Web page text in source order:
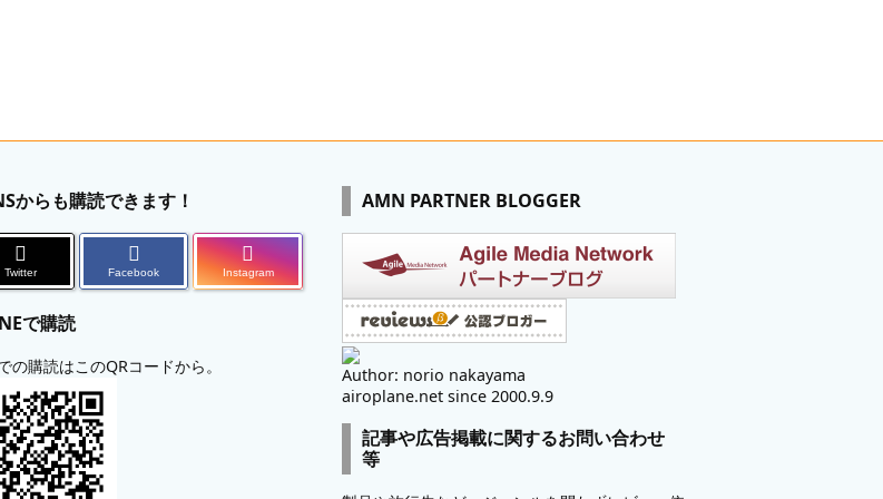
からも購読できます！
Twitter Facebook Instagram
で購読
の購読はこのQRコードから。
AMN PARTNER BLOGGER
Author: norio nakayama
airoplane.net since 2000.9.9
記事や広告掲載に関するお問い合わせ
等